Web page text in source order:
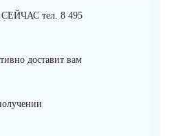
тел. 8 495
доставит вам